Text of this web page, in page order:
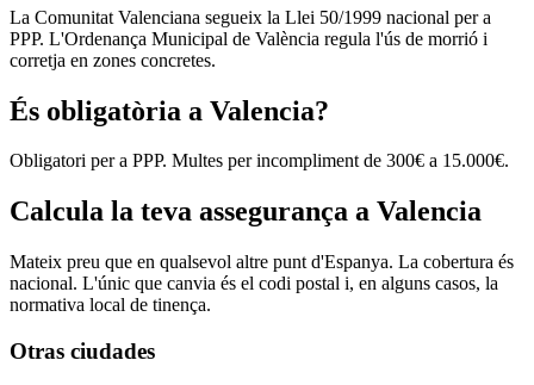
La Comunitat Valenciana segueix la Llei 50/1999 nacional per a
PPP. L'Ordenança Municipal de València regula l'ús de morrió i
corretja en zones concretes.
És obligatòria a Valencia?
Obligatori per a PPP. Multes per incompliment de 300€ a 15.000€.
Calcula la teva assegurança a Valencia
Mateix preu que en qualsevol altre punt d'Espanya. La cobertura és
nacional. L'únic que canvia és el codi postal i, en alguns casos, la
normativa local de tinença.
Otras ciudades